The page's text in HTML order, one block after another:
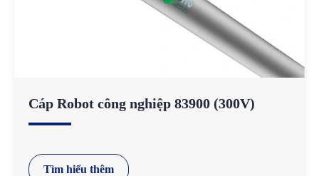
Cáp Robot công nghiệp 83900 (300V)
Tìm hiểu thêm